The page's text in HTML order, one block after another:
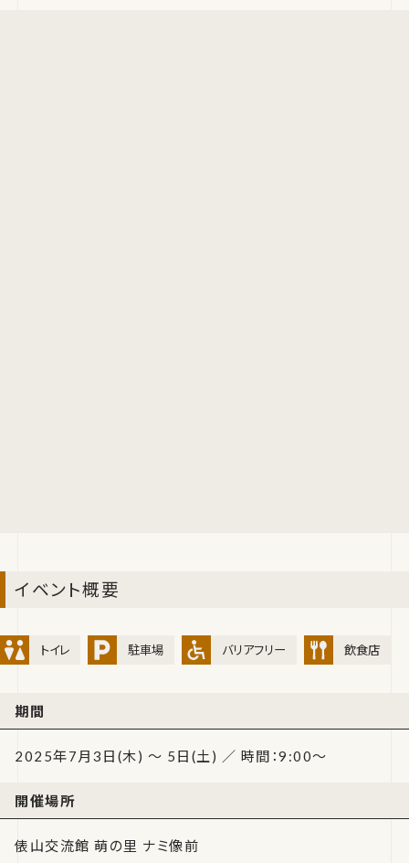
イベント概要
トイレ 駐車場 バリアフリー 飲食店
期間
2025年7月3日(木) ～ 5日(土) ／ 時間：9:00～
開催場所
俵山交流館 萌の里 ナミ像前